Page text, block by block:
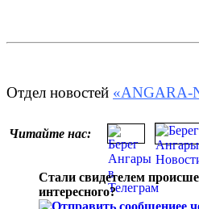
Отдел новостей «ANGARA-
Читайте нас:
Стали свидетелем
интересного?